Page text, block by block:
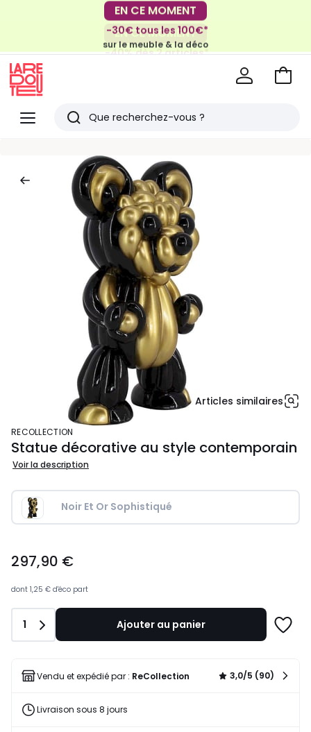
EN CE MOMENT
-30€ tous les 100€*
sur le meuble & la déco
EN CE MOMENT
-40% dès 2 articles*
Menu
Redoute
Rechercher
articles
vus
Voir
Articles similaires
RECOLLECTION
Statue décorative au style contemporain
Voir la description
Noir Et Or Sophistiqué
€.
297,90 €
dont 1,25 € d'éco part
Quantité
1 Ajouter au panier
liste
Vendu et expédié par : ReCollection 3,0/5 (90)
Livraison sous 8 jours